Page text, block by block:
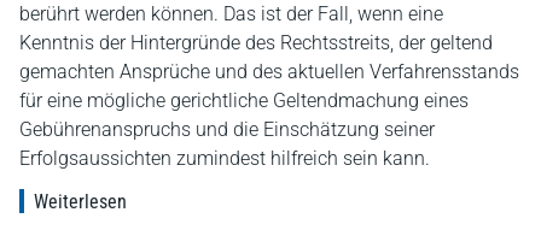
berührt werden können. Das ist der Fall, wenn eine
Kenntnis der Hintergründe des Rechtsstreits, der geltend
gemachten Ansprüche und des aktuellen Verfahrensstands
für eine mögliche gerichtliche Geltendmachung eines
Gebührenanspruchs und die Einschätzung seiner
Erfolgsaussichten zumindest hilfreich sein kann.
Weiterlesen